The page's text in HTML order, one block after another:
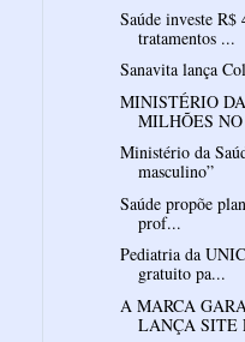
Saúde investe
tratamentos ...
Sanavita lança
MINISTÉRIO
MILHÕES
Ministério da
masculino”‏
Saúde propõe
prof...
Pediatria da
gratuito pa...
A MARCA
LANÇA SITE